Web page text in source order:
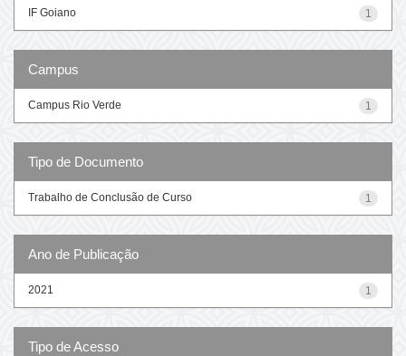
1
IF Goiano
Campus
1
Campus Rio Verde
Tipo de Documento
1
Trabalho de Conclusão de Curso
Ano de Publicação
1
2021
Tipo de Acesso